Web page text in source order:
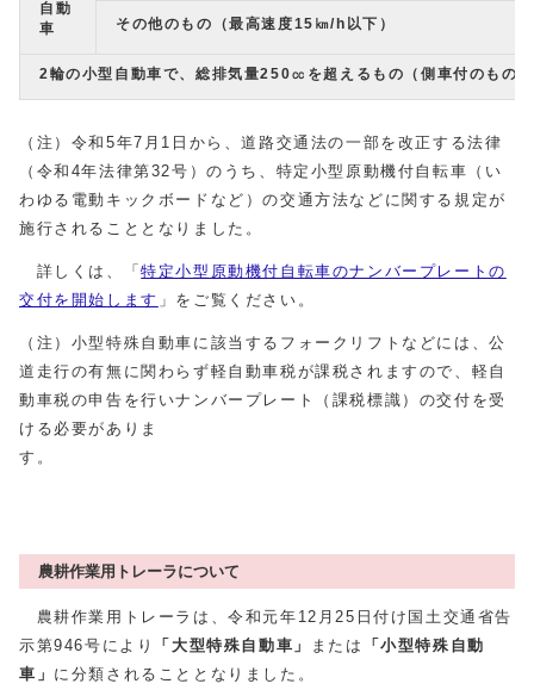
自動
車
その他のもの（最高速度15㎞/h以下）
2輪の小型自動車で、総排気量250㏄を超えるもの（側車付のもの
（注）令和5年7月1日から、道路交通法の一部を改正する法律
（令和4年法律第32号）のうち、特定小型原動機付自転車（い
わゆる電動キックボードなど）の交通方法などに関する規定が
施行されることとなりました。
詳しくは、「特定小型原動機付自転車のナンバープレートの
交付を開始します 」をご覧ください。
（注）小型特殊自動車に該当するフォークリフトなどには、公
道走行の有無に関わらず軽自動車税が課税されますので、軽自
動車税の申告を行いナンバープレート（課税標識）の交付を受
ける必要がありま
す。
農耕作業用トレーラについて
農耕作業用トレーラは、令和元年12月25日付け国土交通省告
示第946号により
「大型特殊自動車」 または
「小型特殊自動
車」 に分類されることとなりました。